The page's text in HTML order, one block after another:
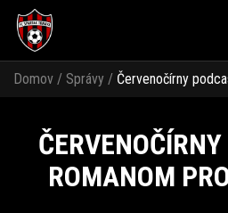
Domov / Správy / Červenočírny
ROMANOM